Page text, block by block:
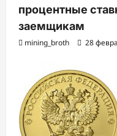
процентные
заемщикам
mining_broth 28